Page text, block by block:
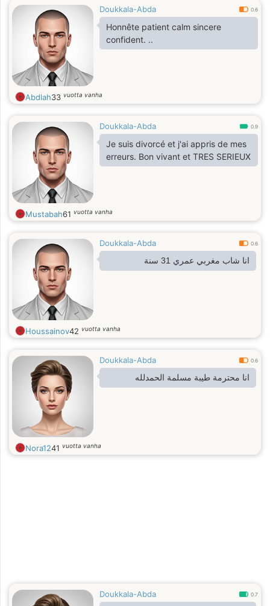
Doukkala-Abda 0.6
Honnête patient calm sincere
confident. ..
Abdlah33 vuotta vanha
Doukkala-Abda 0.9
Je suis divorcé et j'ai appris de mes
erreurs. Bon vivant et TRES SERIEUX
Mustabah61 vuotta vanha
Doukkala-Abda 0.6
انا شاب مغربي عمري 31 سنة
Houssainov42 vuotta vanha
Doukkala-Abda 0.6
انا محترمة طيبة مسلمة الحمدلله
Nora1241 vuotta vanha
Doukkala-Abda 0.7